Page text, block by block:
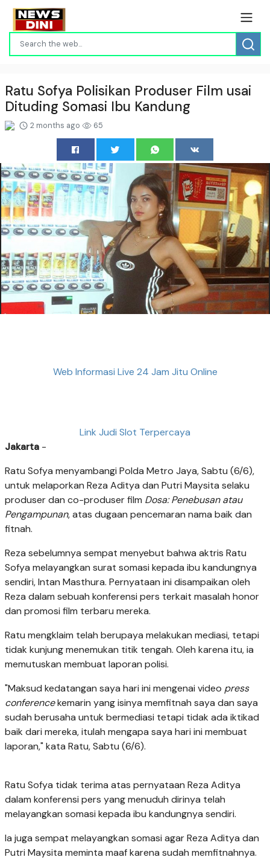
Ratu Sofya Polisikan Produser Film usai
Dituding Somasi Ibu Kandung
2 months ago 65
Web Informasi Live 24 Jam Jitu Online
Link Judi Slot Terpercaya
Jakarta -
Ratu Sofya menyambangi Polda Metro Jaya, Sabtu (6/6),
untuk melaporkan Reza Aditya dan Putri Maysita selaku
produser dan co-produser film Dosa: Penebusan atau
Pengampunan, atas dugaan pencemaran nama baik dan
fitnah.
Reza sebelumnya sempat menyebut bahwa aktris Ratu
Sofya melayangkan surat somasi kepada ibu kandungnya
sendiri, Intan Masthura. Pernyataan ini disampaikan oleh
Reza dalam sebuah konferensi pers terkait masalah honor
dan promosi film terbaru mereka.
Ratu mengklaim telah berupaya melakukan mediasi, tetapi
tidak kunjung menemukan titik tengah. Oleh karena itu, ia
memutuskan membuat laporan polisi.
"Maksud kedatangan saya hari ini mengenai video press
conferencekemarin yang isinya memfitnah saya dan saya
sudah berusaha untuk bermediasi tetapi tidak ada iktikad
baik dari mereka, itulah mengapa saya hari ini membuat
laporan," kata Ratu, Sabtu (6/6).
Ratu Sofya tidak terima atas pernyataan Reza Aditya
dalam konferensi pers yang menuduh dirinya telah
melayangkan somasi kepada ibu kandungnya sendiri.
Ia juga sempat melayangkan somasi agar Reza Aditya dan
Putri Maysita meminta maaf karena sudah memfitnahnya.